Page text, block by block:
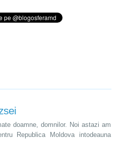
doamne, domnilor. Noi astazi am
Republica Moldova intodeauna